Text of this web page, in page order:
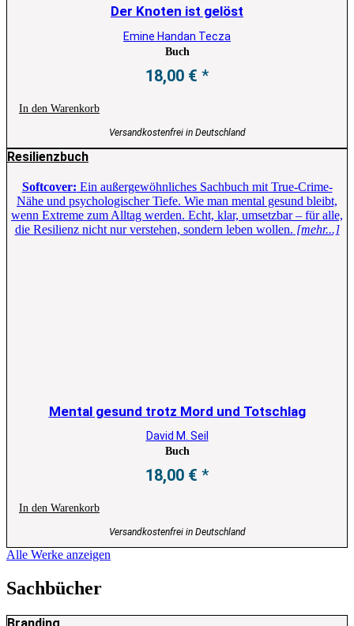
Der Knoten ist gelöst
Emine Handan Tecza
Buch
18,00 €
In den Warenkorb
Versandkostenfrei in Deutschland
Resilienzbuch
Softcover: Ein außergewöhnliches Sachbuch mit True-Crime-
Nähe und psychologischer Tiefe. Wie man mental gesund bleibt,
wenn Extreme zum Alltag werden. Echt, klar, umsetzbar – für alle,
die Resilienz nicht nur verstehen, sondern leben wollen. [mehr...]
Mental gesund trotz Mord und Totschlag
David M. Seil
Buch
18,00 €
In den Warenkorb
Versandkostenfrei in Deutschland
Alle Werke anzeigen
Sachbücher